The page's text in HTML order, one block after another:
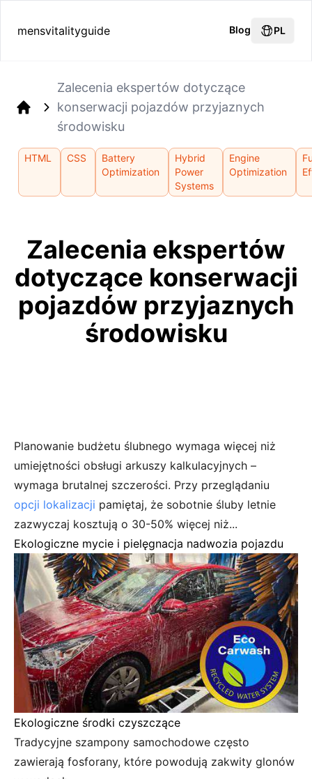
mensvitalityguide Blog PL
Zalecenia ekspertów dotyczące
konserwacji pojazdów przyjaznych
środowisku
HTML CSS
Battery
Optimization
Hybrid
Power
Systems
Engine
Optimization
Zalecenia ekspertów
dotyczące konserwacji
pojazdów przyjaznych
środowisku
Planowanie budżetu ślubnego wymaga więcej niż
umiejętności obsługi arkuszy kalkulacyjnych –
wymaga brutalnej szczerości. Przy przeglądaniu
opcji lokalizacji pamiętaj, że sobotnie śluby letnie
zazwyczaj kosztują o 30-50% więcej niż...
Ekologiczne mycie i pielęgnacja nadwozia pojazdu
Ekologiczne środki czyszczące
Tradycyjne szampony samochodowe często
zawierają fosforany, które powodują zakwity glonów